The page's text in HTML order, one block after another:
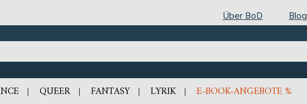
Über BoD Blog
QUEER FANTASY LYRIK E-BOOK-ANGEBOTE %